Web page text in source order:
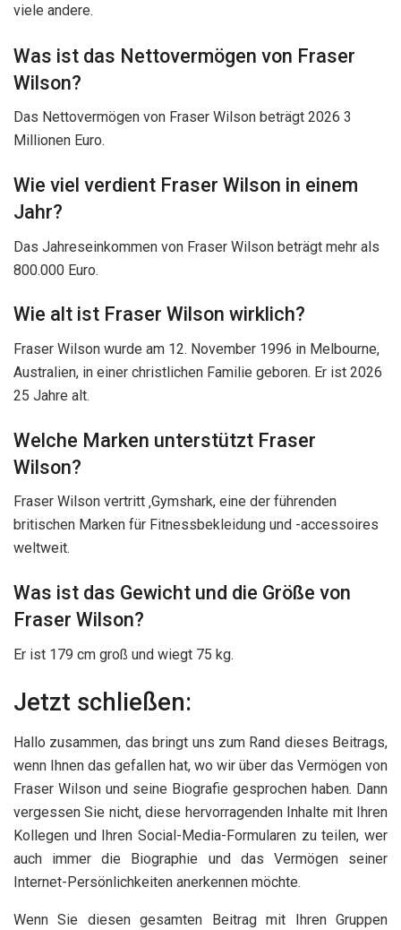
viele andere.
Was ist das Nettovermögen von Fraser
Wilson?
Das Nettovermögen von Fraser Wilson beträgt 2026 3
Millionen Euro.
Wie viel verdient Fraser Wilson in einem
Jahr?
Das Jahreseinkommen von Fraser Wilson beträgt mehr als
800.000 Euro.
Wie alt ist Fraser Wilson wirklich?
Fraser Wilson wurde am 12. November 1996 in Melbourne,
Australien, in einer christlichen Familie geboren. Er ist 2026
25 Jahre alt.
Welche Marken unterstützt Fraser
Wilson?
Fraser Wilson vertritt ‚Gymshark, eine der führenden
britischen Marken für Fitnessbekleidung und -accessoires
weltweit.
Was ist das Gewicht und die Größe von
Fraser Wilson?
Er ist 179 cm groß und wiegt 75 kg.
Jetzt schließen:
Hallo zusammen, das bringt uns zum Rand dieses Beitrags,
wenn Ihnen das gefallen hat, wo wir über das Vermögen von
Fraser Wilson und seine Biografie gesprochen haben. Dann
vergessen Sie nicht, diese hervorragenden Inhalte mit Ihren
Kollegen und Ihren Social-Media-Formularen zu teilen, wer
auch immer die Biographie und das Vermögen seiner
Internet-Persönlichkeiten anerkennen möchte.
Wenn Sie diesen gesamten Beitrag mit Ihren Gruppen